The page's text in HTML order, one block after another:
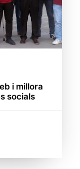
i millora
socials